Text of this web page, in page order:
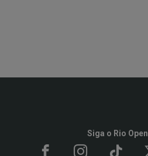
Siga o Rio Open